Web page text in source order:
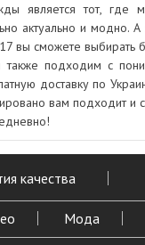
является тот, где
актуально и модно.
вы сможете выбирать
подходим с
доставку по
вам подходит
качества
Мода